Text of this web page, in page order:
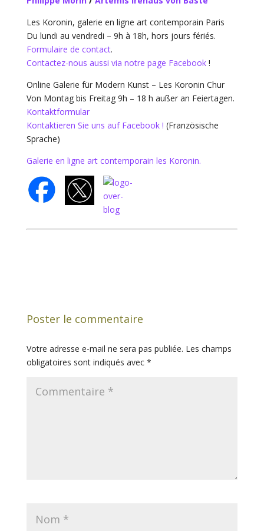
Les Koronin, galerie en ligne art contemporain Paris
Du lundi au vendredi – 9h à 18h, hors jours fériés.
Formulaire de contact.
Contactez-nous aussi via notre page Facebook !
Online Galerie für Modern Kunst – Les Koronin Chur
Von Montag bis Freitag 9h – 18 h außer an Feiertagen.
Kontaktformular
Kontaktieren Sie uns auf Facebook ! (Französische
Sprache)
Galerie en ligne art contemporain les Koronin.
Poster le commentaire
Votre adresse e-mail ne sera pas publiée. Les champs
obligatoires sont indiqués avec *